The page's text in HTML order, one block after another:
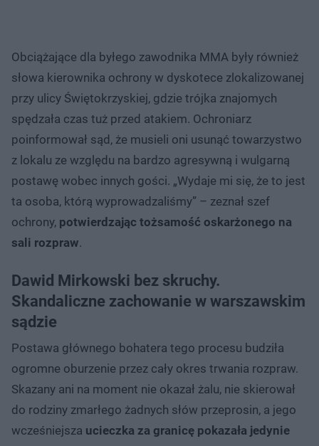
Obciążające dla byłego zawodnika MMA były również
słowa kierownika ochrony w dyskotece zlokalizowanej
przy ulicy Świętokrzyskiej, gdzie trójka znajomych
spędzała czas tuż przed atakiem. Ochroniarz
poinformował sąd, że musieli oni usunąć towarzystwo
z lokalu ze względu na bardzo agresywną i wulgarną
postawę wobec innych gości. „Wydaje mi się, że to jest
ta osoba, którą wyprowadzaliśmy” – zeznał szef
ochrony, potwierdzając tożsamość oskarżonego na
sali rozpraw.
Dawid Mirkowski bez skruchy.
Skandaliczne zachowanie w warszawskim
sądzie
Postawa głównego bohatera tego procesu budziła
ogromne oburzenie przez cały okres trwania rozpraw.
Skazany ani na moment nie okazał żalu, nie skierował
do rodziny zmarłego żadnych słów przeprosin, a jego
wcześniejsza ucieczka za granicę pokazała jedynie